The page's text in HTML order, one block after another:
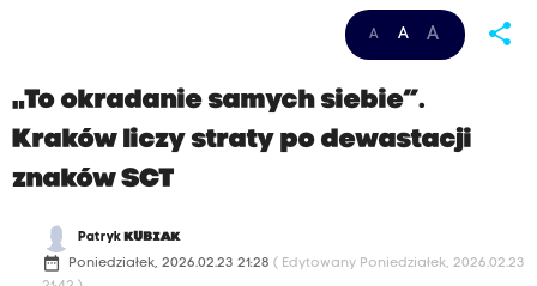
A A A share
„To okradanie samych siebie”.
Kraków liczy straty po dewastacji
znaków SCT
Patryk KUBIAK
date_range Poniedziałek, 2026.02.23 21:28 ( Edytowany Poniedziałek, 2026.02.23